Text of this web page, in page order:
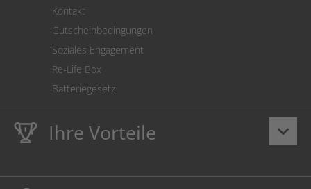
Kontakt
Gutscheinbedingungen
Soziales Engagement
Re-Life Box
Batteriegesetz
keyboard_arrow_down
Ihre Vorteile
LebenslangeHausmarke Garantieauf Toner und Tinte